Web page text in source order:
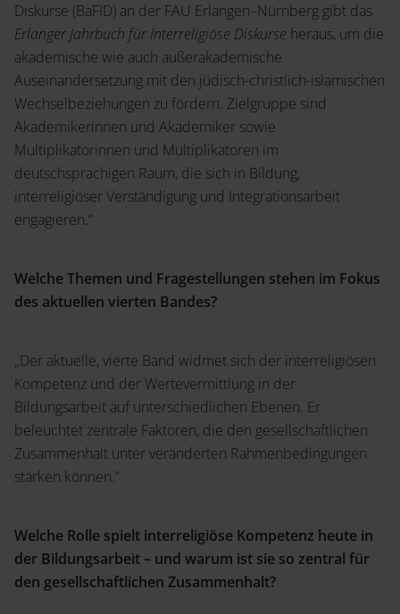
Diskurse (BaFID) an der FAU Erlangen–Nürnberg gibt das
Erlanger Jahrbuch für Interreligiöse Diskurse heraus, um die
akademische wie auch außerakademische
Auseinandersetzung mit den jüdisch-christlich-islamischen
Wechselbeziehungen zu fördern. Zielgruppe sind
Akademikerinnen und Akademiker sowie
Multiplikatorinnen und Multiplikatoren im
deutschsprachigen Raum, die sich in Bildung,
interreligiöser Verständigung und Integrationsarbeit
engagieren.“
Welche Themen und Fragestellungen stehen im Fokus
des aktuellen vierten Bandes?
„Der aktuelle, vierte Band widmet sich der interreligiösen
Kompetenz und der Wertevermittlung in der
Bildungsarbeit auf unterschiedlichen Ebenen. Er
beleuchtet zentrale Faktoren, die den gesellschaftlichen
Zusammenhalt unter veränderten Rahmenbedingungen
stärken können.“
Welche Rolle spielt interreligiöse Kompetenz heute in
der Bildungsarbeit – und warum ist sie so zentral für
den gesellschaftlichen Zusammenhalt?